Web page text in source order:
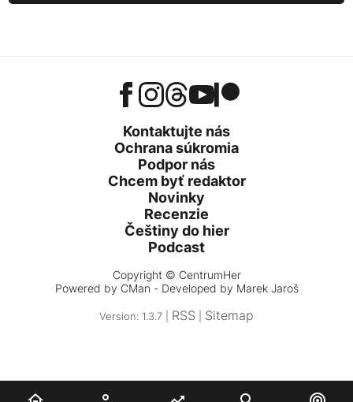
Kontaktujte nás
Ochrana súkromia
Podpor nás
Chcem byť redaktor
Novinky
Recenzie
Češtiny do hier
Podcast
Copyright © CentrumHer
Powered by CMan - Developed by Marek Jaroš
Version: 1.3.7 | RSS Sitemap